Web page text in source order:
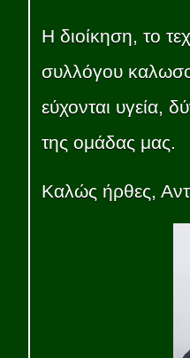
Η διοίκηση, το
συλλόγου
εύχονται υγεία,
της ομάδας μας.
Καλώς ήρθες,